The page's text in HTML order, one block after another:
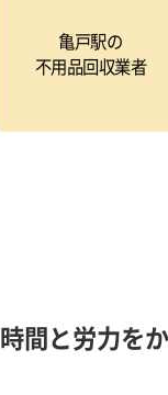
亀戸駅の
不用品回収業者
時間と労力を